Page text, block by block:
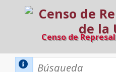
Censo de
Inicio